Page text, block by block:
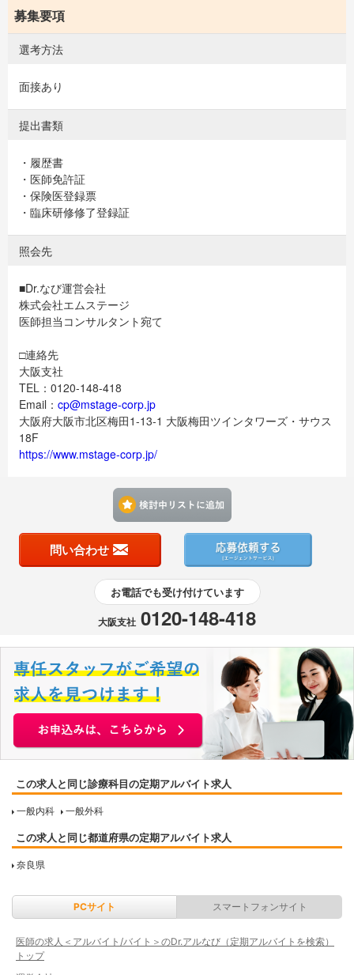
募集要項
選考方法
面接あり
提出書類
・履歴書
・医師免許証
・保険医登録票
・臨床研修修了登録証
照会先
■Dr.なび運営会社
株式会社エムステージ
医師担当コンサルタント宛て
□連絡先
大阪支社
TEL：0120-148-418
Email： cp@mstage-corp.jp
大阪府大阪市北区梅田1-13-1 大阪梅田ツインタワーズ・サウス
18F
https://www.mstage-corp.jp/
問い合わせ
お電話でも受け付けています
大阪支社 0120-148-418
この求人と同じ診療科目の定期アルバイト求人
一般内科 一般外科
この求人と同じ都道府県の定期アルバイト求人
奈良県
PCサイト スマートフォンサイト
医師の求人＜アルバイト/バイト＞のDr.アルなび（定期アルバイトを検索）
トップ